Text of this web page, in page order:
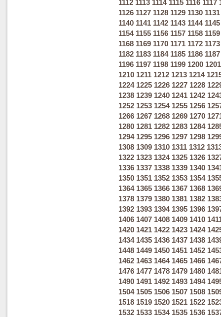
1112 1113 1114 1115 1116 1117
1126 1127 1128 1129 1130 1131
1140 1141 1142 1143 1144 1145
1154 1155 1156 1157 1158 1159
1168 1169 1170 1171 1172 1173
1182 1183 1184 1185 1186 1187
1196 1197 1198 1199 1200 1201
1210 1211 1212 1213 1214
1224 1225 1226 1227 1228
1238 1239 1240 1241 1242
1252 1253 1254 1255 1256
1266 1267 1268 1269 1270
1280 1281 1282 1283 1284
1294 1295 1296 1297 1298
1308 1309 1310 1311 1312
1322 1323 1324 1325 1326
1336 1337 1338 1339 1340
1350 1351 1352 1353 1354
1364 1365 1366 1367 1368
1378 1379 1380 1381 1382
1392 1393 1394 1395 1396
1406 1407 1408 1409 1410
1420 1421 1422 1423 1424
1434 1435 1436 1437 1438
1448 1449 1450 1451 1452
1462 1463 1464 1465 1466
1476 1477 1478 1479 1480
1490 1491 1492 1493 1494
1504 1505 1506 1507 1508
1518 1519 1520 1521 1522
1532 1533 1534 1535 1536